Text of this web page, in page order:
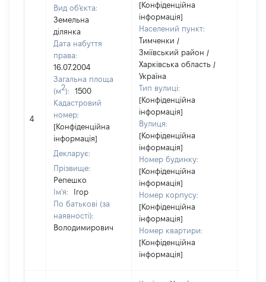
4
Вид об'єкта:
Земельна
ділянка
Дата набуття
права:
16.07.2004
Загальна площа
(м2):
1500
Кадастровий
номер:
[Конфіденційна
інформація]
Декларує:
Прізвище:
Репешко
Ім'я:
Ігор
По батькові (за
наявності):
Володимирович
[Конфіденційна
інформація]
Населений пункт:
Тимченки /
Зміївський район /
Харківська область /
Україна
Тип вулиці:
[Конфіденційна
інформація]
Вулиця:
[Конфіденційна
інформація]
Номер будинку:
[Конфіденційна
інформація]
Номер корпусу:
[Конфіденційна
інформація]
Номер квартири:
[Конфіденційна
інформація]